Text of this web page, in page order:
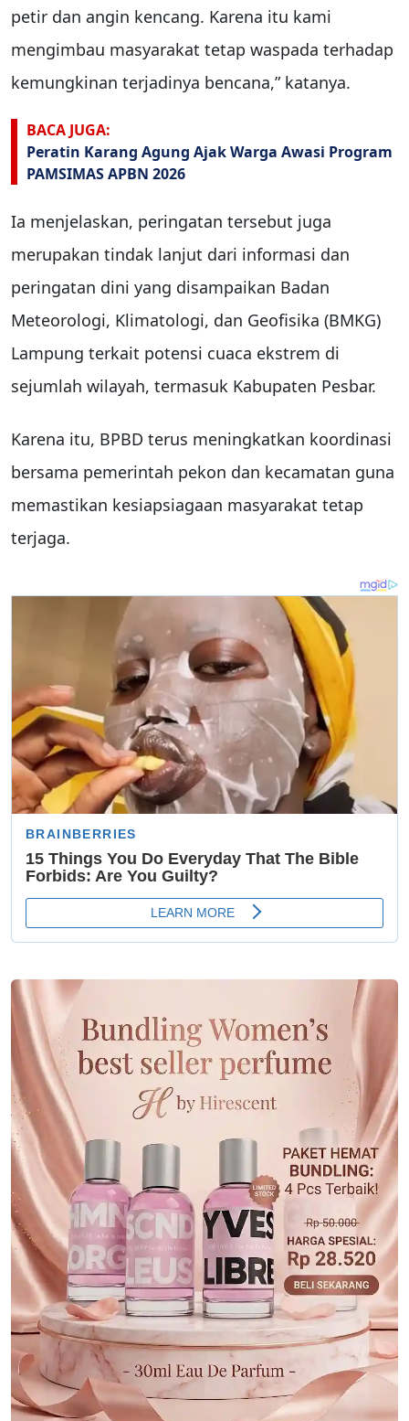
petir dan angin kencang. Karena itu kami
mengimbau masyarakat tetap waspada terhadap
kemungkinan terjadinya bencana,” katanya.
BACA JUGA:
Peratin Karang Agung Ajak Warga Awasi Program
PAMSIMAS APBN 2026
Ia menjelaskan, peringatan tersebut juga
merupakan tindak lanjut dari informasi dan
peringatan dini yang disampaikan Badan
Meteorologi, Klimatologi, dan Geofisika (BMKG)
Lampung terkait potensi cuaca ekstrem di
sejumlah wilayah, termasuk Kabupaten Pesbar.
Karena itu, BPBD terus meningkatkan koordinasi
bersama pemerintah pekon dan kecamatan guna
memastikan kesiapsiagaan masyarakat tetap
terjaga.